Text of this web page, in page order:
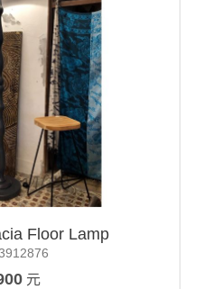
Floor Lamp
元